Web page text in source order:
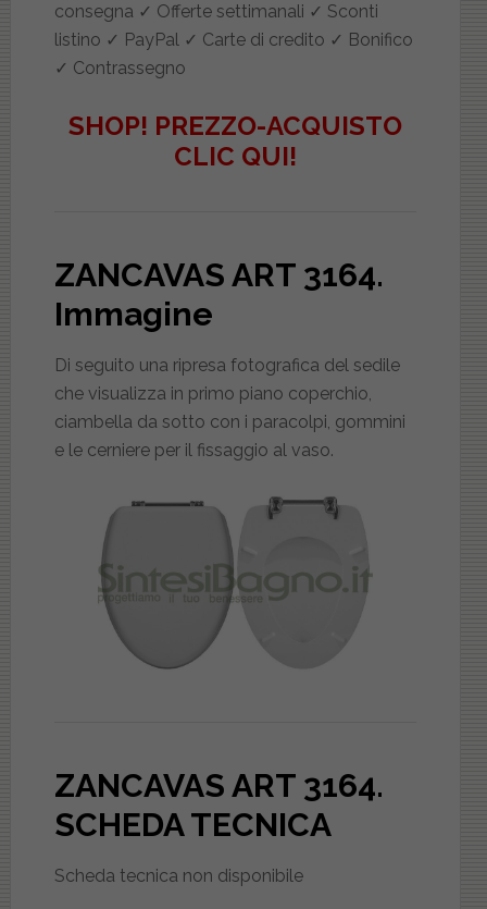
consegna ✓ Offerte settimanali ✓ Sconti
listino ✓ PayPal ✓ Carte di credito ✓ Bonifico
✓ Contrassegno
SHOP! PREZZO-ACQUISTO
CLIC QUI!
ZANCAVAS ART 3164.
Immagine
Di seguito una ripresa fotografica del sedile
che visualizza in primo piano coperchio,
ciambella da sotto con i paracolpi, gommini
e le cerniere per il fissaggio al vaso.
ZANCAVAS ART 3164.
SCHEDA TECNICA
Scheda tecnica non disponibile